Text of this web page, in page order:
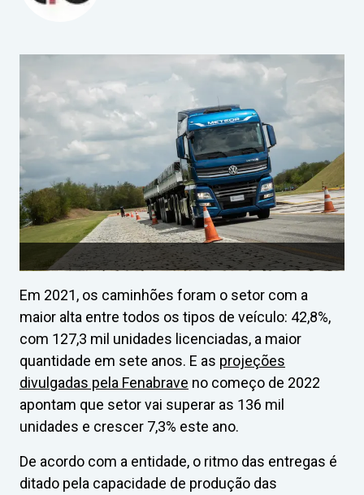
Em 2021, os caminhões foram o setor com a
maior alta entre todos os tipos de veículo: 42,8%,
com 127,3 mil unidades licenciadas, a maior
quantidade em sete anos. E as projeções
divulgadas pela Fenabrave no começo de 2022
apontam que setor vai superar as 136 mil
unidades e crescer 7,3% este ano.
De acordo com a entidade, o ritmo das entregas é
ditado pela capacidade de produção das